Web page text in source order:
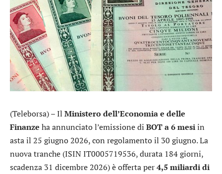
(Teleborsa) – Il Ministero dell’Economia e delle
Finanze ha annunciato l’emissione di BOT a 6 mesiin
asta il 25 giugno 2026, con regolamento il 30 giugno. La
nuova tranche (ISIN IT0005719536, durata 184 giorni,
scadenza 31 dicembre 2026) è offerta per4,5 miliardi di